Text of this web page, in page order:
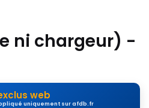
ni chargeur) -
web
uniquement sur afdb.fr